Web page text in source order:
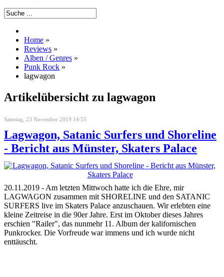
Home »
Reviews »
Alben / Genres »
Punk Rock »
lagwagon
Artikelübersicht zu lagwagon
Samstag, 23 November 2019 14:55
Lagwagon, Satanic Surfers und Shoreline
- Bericht aus Münster, Skaters Palace
20.11.2019 - Am letzten Mittwoch hatte ich die Ehre, mir
LAGWAGON zusammen mit SHORELINE und den SATANIC
SURFERS live im Skaters Palace anzuschauen. Wir erlebten eine
kleine Zeitreise in die 90er Jahre. Erst im Oktober dieses Jahres
erschien "Railer", das nunmehr 11. Album der kalifornischen
Punkrocker. Die Vorfreude war immens und ich wurde nicht
enttäuscht.